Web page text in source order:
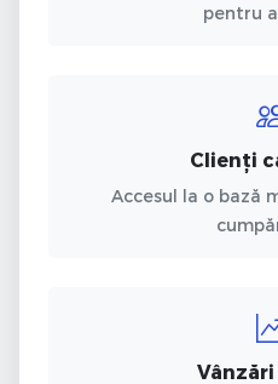
pentru
Clienți
Accesul la o bază